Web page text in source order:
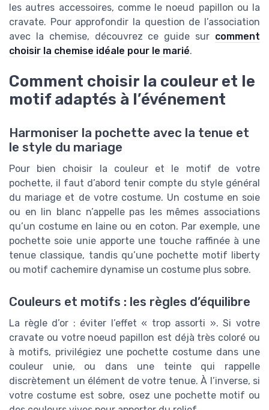
les autres accessoires, comme le noeud papillon ou la
cravate. Pour approfondir la question de l’association
avec la chemise, découvrez ce guide sur comment
choisir la chemise idéale pour le marié.
Comment choisir la couleur et le
motif adaptés à l’événement
Harmoniser la pochette avec la tenue et
le style du mariage
Pour bien choisir la couleur et le motif de votre
pochette, il faut d’abord tenir compte du style général
du mariage et de votre costume. Un costume en soie
ou en lin blanc n’appelle pas les mêmes associations
qu’un costume en laine ou en coton. Par exemple, une
pochette soie unie apporte une touche raffinée à une
tenue classique, tandis qu’une pochette motif liberty
ou motif cachemire dynamise un costume plus sobre.
Couleurs et motifs : les règles d’équilibre
La règle d’or : éviter l’effet « trop assorti ». Si votre
cravate ou votre noeud papillon est déjà très coloré ou
à motifs, privilégiez une pochette costume dans une
couleur unie, ou dans une teinte qui rappelle
discrètement un élément de votre tenue. À l’inverse, si
votre costume est sobre, osez une pochette motif ou